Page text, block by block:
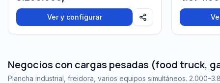
Ver y configurar
Negocios con cargas pesadas (food truck,
Plancha industrial, freidora, varios equipos simultáneos.